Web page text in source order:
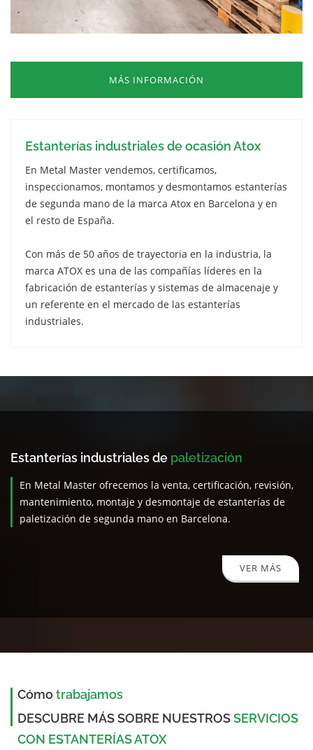
MÁS INFORMACIÓN
Estanterías industriales de ocasión Atox
En Metal Master vendemos, certificamos,
inspeccionamos, montamos y desmontamos estanterías
de segunda mano de la marca Atox en Barcelona y en
el resto de España.
Con más de 50 años de trayectoria en la industria, la
marca ATOX es una de las compañías líderes en la
fabricación de estanterías y sistemas de almacenaje y
un referente en el mercado de las estanterías
industriales.
Estanterías industriales de paletización
En Metal Master ofrecemos la venta, certificación, revisión,
mantenimiento, montaje y desmontaje de estanterías de
paletización de segunda mano en Barcelona.
VER MÁS
Cómotrabajamos
DESCUBRE MÁS SOBRE NUESTROSSERVICIOS
CON ESTANTERÍAS ATOX